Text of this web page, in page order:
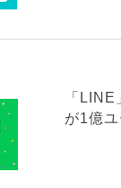
「
が1億